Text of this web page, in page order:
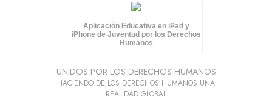
Aplicación Educativa en iPad y
iPhone de Juventud por los Derechos
Humanos
UNIDOS POR LOS DERECHOS HUMANOS
HACIENDO DE LOS DERECHOS HUMANOS UNA
REALIDAD GLOBAL